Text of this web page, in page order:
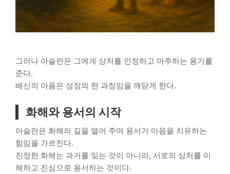
그러나 아슬란은 그에게 상처를 인정하고 마주하는 용기를
준다.
배신의 아픔은 성장의 한 과정임을 깨닫게 한다.
화해와 용서의 시작
아슬란은 화해의 길을 열어 주며 용서가 마음을 치유하는
힘임을 가르친다.
진정한 화해는 과거를 잊는 것이 아니라, 서로의 상처를 이
해하고 진심으로 용서하는 것이다.